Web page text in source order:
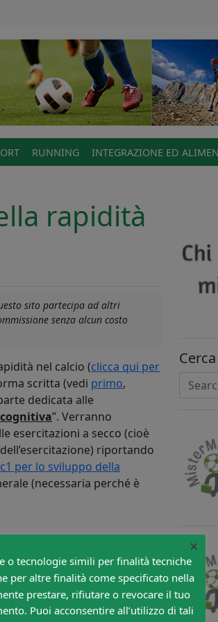
RUNNING INTEGRAZIONE ED
rapidità
sito partecipa ad altri
senza alcun costo
nel calcio (clicca qui per
scritta (vedi primo,
dedicata alle
”. Verranno
esercitazioni a secco (cioè
riportando
per lo sviluppo della
(necessaria perché è
×
o tecnologie simili per finalità tecniche
per altre finalità come specificato nella
prestare, rifiutare o revocare il tuo
Puoi acconsentire all’utilizzo di tali